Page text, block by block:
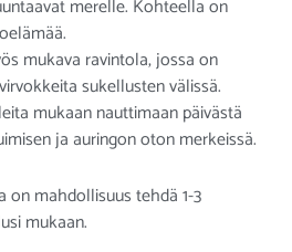
merelle. Kohteella on
mukava ravintola, jossa on
sukellusten välissä.
mukaan nauttimaan päivästä
ja auringon oton merkeissä.
on mahdollisuus tehdä 1-3
mukaan.